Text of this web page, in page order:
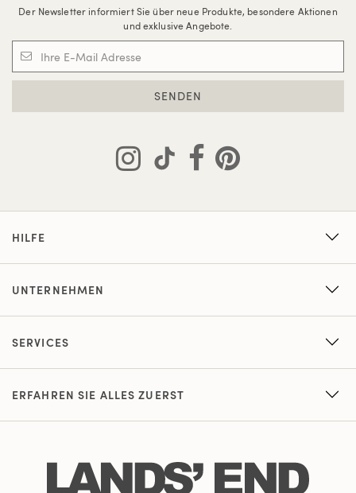
Der Newsletter informiert Sie über neue Produkte, besondere Aktionen
und exklusive Angebote.
SENDEN
HILFE
UNTERNEHMEN
SERVICES
ERFAHREN SIE ALLES ZUERST